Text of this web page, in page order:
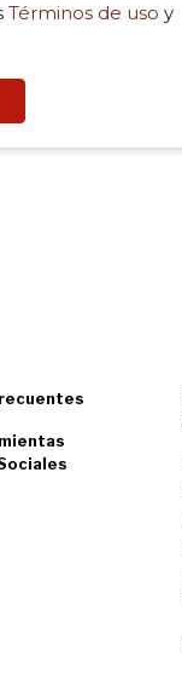
Términos de uso y